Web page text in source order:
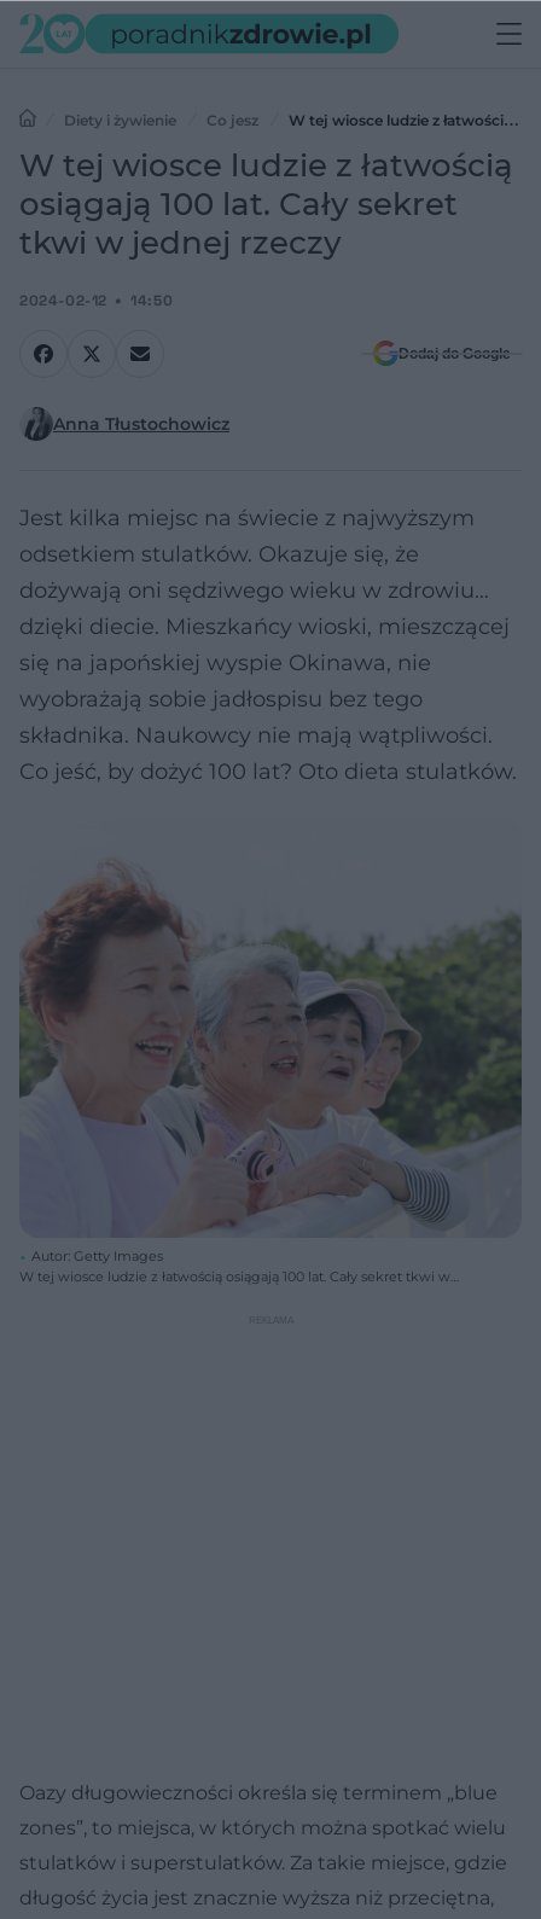
Diety i żywienie Co jesz
W tej wiosce ludzie z łatwością
osiągają 100 lat. Cały sekret tkwi w jednej rzeczy
W tej wiosce ludzie z łatwością
osiągają 100 lat. Cały sekret
tkwi w jednej rzeczy
2024-02-12 14:50
Dodaj do Google
Anna Tłustochowicz
Jest kilka miejsc na świecie z najwyższym
odsetkiem stulatków. Okazuje się, że
dożywają oni sędziwego wieku w zdrowiu…
dzięki diecie. Mieszkańcy wioski, mieszczącej
się na japońskiej wyspie Okinawa, nie
wyobrażają sobie jadłospisu bez tego
składnika. Naukowcy nie mają wątpliwości.
Co jeść, by dożyć 100 lat? Oto dieta stulatków.
Autor: Getty Images
W tej wiosce ludzie z łatwością osiągają 100 lat. Cały sekret tkwi w
Oazy długowieczności określa się terminem „blue
zones”, to miejsca, w których można spotkać wielu
stulatków i superstulatków. Za takie miejsce, gdzie
długość życia jest znacznie wyższa niż przeciętna,